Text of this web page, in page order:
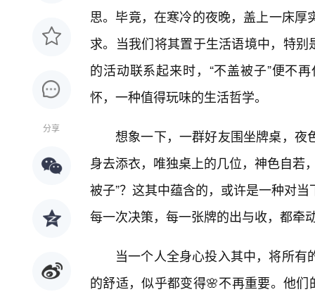
分享
思。毕竟，在寒冷的夜晚，盖上一床
求。当我们将其置于生活语境中，特
的活动联系起来时，“不盖被子”便不
怀，一种值得玩味的生活哲学。
想象一下，一群好友围坐牌桌，夜
身去添衣，唯独桌上的几位，神色自若
被子”？这其中蕴含的，或许是一种对
每一次决策，每一张牌的出与收，都牵
当一个人全身心投入其中，将所
的舒适，似乎都变得🌸不再重要。他